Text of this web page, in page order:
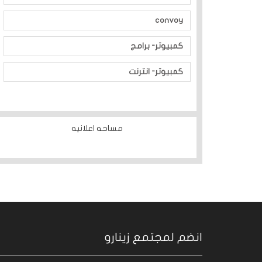
convoy
كمبيوتر- برامج
كمبيوتر- انترنت
مساحه اعلانيه
انضم لمجتمع زينارو